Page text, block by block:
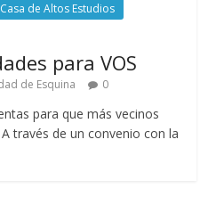
Casa de Altos Estudios
para VOS
de Esquina 0
para que más vecinos
través de un convenio con la